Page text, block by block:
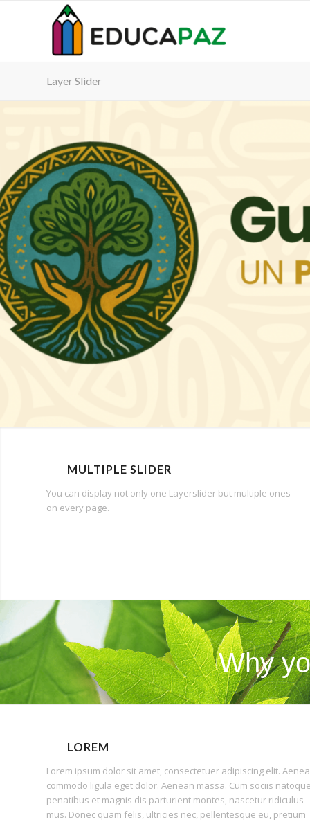
Layer Slider
MULTIPLE SLIDER
You can display not only one Layerslider but multiple ones
on every page.
Why
LOREM
Lorem ipsum dolor sit amet, consectetuer adipiscing elit.
commodo ligula eget dolor. Aenean massa. Cum sociis
penatibus et magnis dis parturient montes, nascetur ridiculus
mus. Donec quam felis, ultricies nec, pellentesque eu, pretium